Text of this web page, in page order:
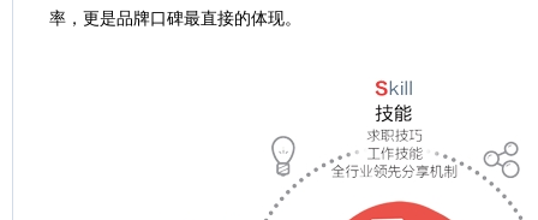
率，更是品牌口碑最直接的体现。